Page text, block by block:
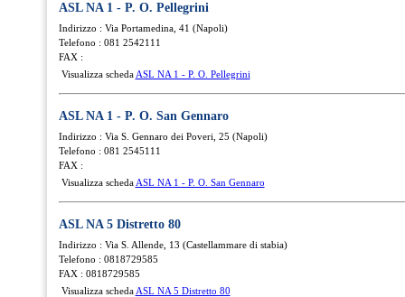
ASL NA 1 - P. O. Pellegrini
Indirizzo : Via Portamedina, 41 (Napoli)
Telefono : 081 2542111
FAX :
Visualizza scheda ASL NA 1 - P. O. Pellegrini
ASL NA 1 - P. O. San Gennaro
Indirizzo : Via S. Gennaro dei Poveri, 25 (Napoli)
Telefono : 081 2545111
FAX :
Visualizza scheda ASL NA 1 - P. O. San Gennaro
ASL NA 5 Distretto 80
Indirizzo : Via S. Allende, 13 (Castellammare di stabia)
Telefono : 0818729585
FAX : 0818729585
Visualizza scheda ASL NA 5 Distretto 80